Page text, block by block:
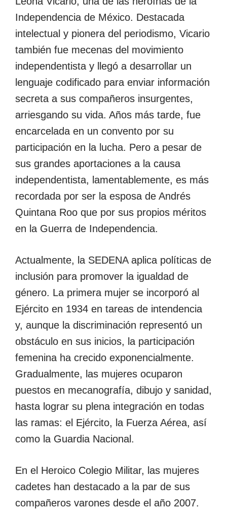
Independencia de México. Destacada
intelectual y pionera del periodismo, Vicario
también fue mecenas del movimiento
independentista y llegó a desarrollar un
lenguaje codificado para enviar información
secreta a sus compañeros insurgentes,
arriesgando su vida. Años más tarde, fue
encarcelada en un convento por su
participación en la lucha. Pero a pesar de
sus grandes aportaciones a la causa
independentista, lamentablemente, es más
recordada por ser la esposa de Andrés
Quintana Roo que por sus propios méritos
en la Guerra de Independencia.
Actualmente, la SEDENA aplica políticas de
inclusión para promover la igualdad de
género. La primera mujer se incorporó al
Ejército en 1934 en tareas de intendencia
y, aunque la discriminación representó un
obstáculo en sus inicios, la participación
femenina ha crecido exponencialmente.
Gradualmente, las mujeres ocuparon
puestos en mecanografía, dibujo y sanidad,
hasta lograr su plena integración en todas
las ramas: el Ejército, la Fuerza Aérea, así
como la Guardia Nacional.
En el Heroico Colegio Militar, las mujeres
cadetes han destacado a la par de sus
compañeros varones desde el año 2007.